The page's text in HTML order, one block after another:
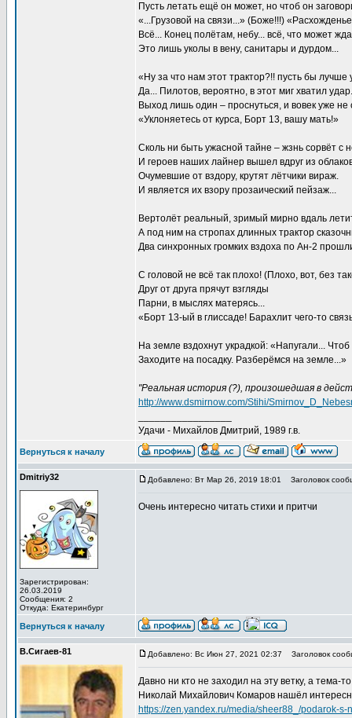
Пусть летать ещё он может, но чтоб он
«...Грузовой на связи...» (Боже!!!)
Всё... Конец полётам, небу... всё, что может
Это лишь уколы в вену, санитары и дурдом...
«Ну за что нам этот трактор?!! пусть бы лучше
Да... Пилотов, вероятно, в этот миг хватил удар.
Выход лишь один – проснуться, и вовек уже не
«Уклоняетесь от курса, Борт 13, вашу мать!»
Сколь ни быть ужасной тайне – жзнь сорвёт с
И героев наших лайнер вышел вдруг из
Очумевшие от вздору, крутят лётчики вираж.
И является их взору прозаический пейзаж...
Вертолёт реальный, зримый мирно вдаль
А под ним на стропах длинных трактор
Два синхронных громких вздоха по Ан-2
С головой не всё так плохо! (Плохо, вот, без
Друг от друга прячут взгляды
Парни, в мыслях матерясь...
«Борт 13-ый в глиссаде! Барахлит чего-то
На земле вздохнут украдкой: «Напугали...
Заходите на посадку. Разберёмся на земле...»
"Реальная история (?), произошедшая в
http://www.dsmirnow.com/Stihi/
Удачи - Михайлов Дмитрий, 1989 г.в.
Вернуться к началу
Dmitriу32
Зарегистрирован:
26.03.2019
Сообщения: 2
Откуда: Екатеринбург
Добавлено: Вт Мар 26, 2019 18:01 Заголовок
Очень интересно читать стихи и притчи
Вернуться к началу
В.Сигаев-81 Добавлено: Вс Июн 27, 2021 02:37 Заголовок
Давно ни кто не заходил на эту ветку, а тема-
Николай Михайлович Комаров нашёл
https://zen.yandex.ru/media/sheer88_/podarok-